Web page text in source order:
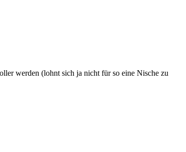
werden (lohnt sich ja nicht für so eine Nische zu